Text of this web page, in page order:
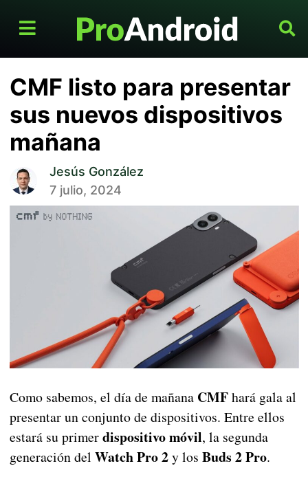
CMF listo para presentar
sus nuevos dispositivos
mañana
Jesús González
7 julio, 2024
Como sabemos, el día de mañana CMFhará gala al
presentar un conjunto de dispositivos. Entre ellos
estará su primerdispositivo móvil, la segunda
generación del Watch Pro 2y los Buds 2 Pro.